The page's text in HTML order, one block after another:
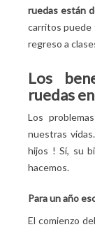
ruedas están
carritos puede
regreso a
Los
ruedas
Los
nuestras
hijos ! Sí, su
hacemos.
Para un año
El comienzo